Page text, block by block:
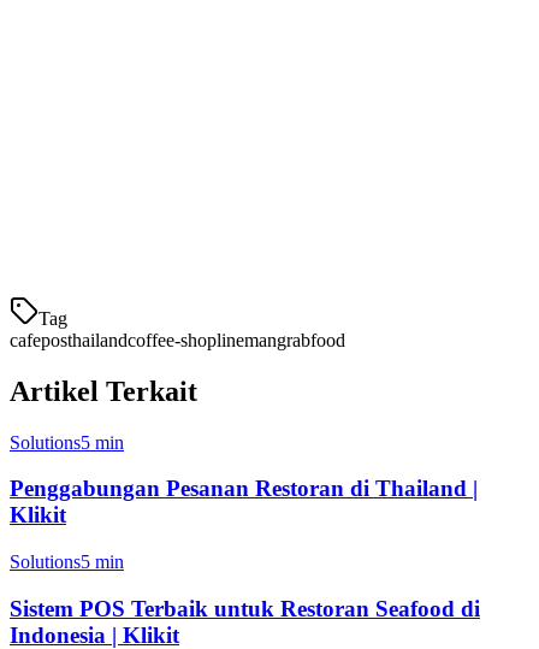
Tag
cafeposthailandcoffee-shoplinemangrabfood
Artikel Terkait
Solutions5 min
Penggabungan Pesanan Restoran di Thailand |
Klikit
Solutions5 min
Sistem POS Terbaik untuk Restoran Seafood di
Indonesia | Klikit